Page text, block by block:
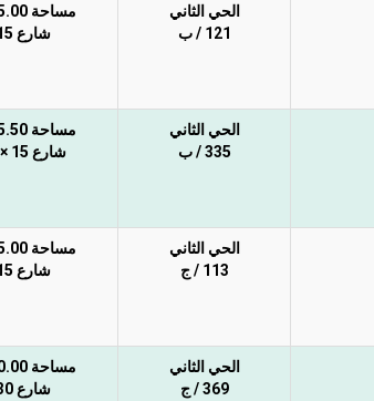
الحي الثاني
121 / ب
مساحة 625.00م
شارع 15
الحي الثاني
335 / ب
مساحة 835.50م
شارع 15 × 15
الحي الثاني
113 / ج
مساحة 625.00م
شارع 15
الحي الثاني
369 / ج
مساحة 420.00م
شارع 30